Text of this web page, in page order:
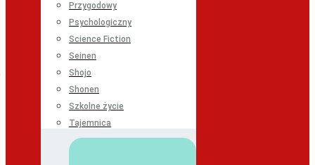
Przygodowy
Psychologiczny
Science Fiction
Seinen
Shojo
Shonen
Szkolne życie
Tajemnica